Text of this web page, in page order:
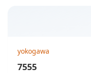
yokogawa
7555